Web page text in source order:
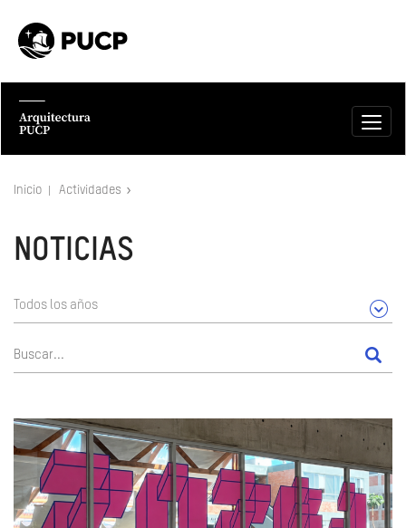
Inicio Actividades
NOTICIAS
Todos los años